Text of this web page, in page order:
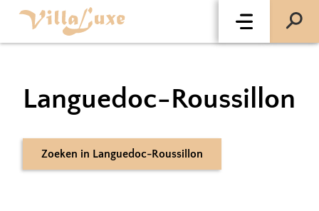
Languedoc-Roussillon
Zoeken in Languedoc-Roussillon